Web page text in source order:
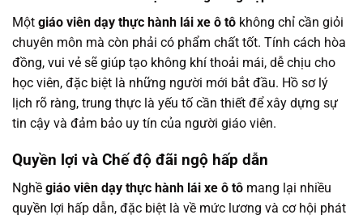
Một giáo viên dạy thực hành lái xe ô tô không chỉ cần giỏi
chuyên môn mà còn phải có phẩm chất tốt. Tính cách hòa
đồng, vui vẻ sẽ giúp tạo không khí thoải mái, dễ chịu cho
học viên, đặc biệt là những người mới bắt đầu. Hồ sơ lý
lịch rõ ràng, trung thực là yếu tố cần thiết để xây dựng sự
tin cậy và đảm bảo uy tín của người giáo viên.
Quyền lợi và Chế độ đãi ngộ hấp dẫn
Nghề giáo viên dạy thực hành lái xe ô tô mang lại nhiều
quyền lợi hấp dẫn, đặc biệt là về mức lương và cơ hội phát